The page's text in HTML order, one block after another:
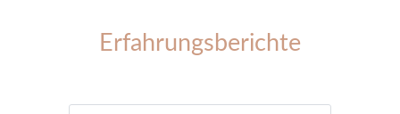
Erfahrungsberichte